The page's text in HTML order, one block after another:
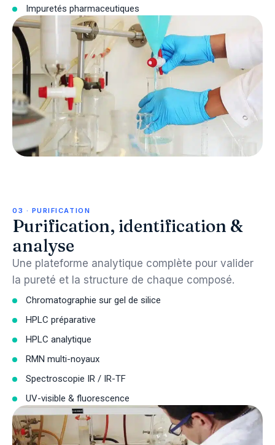
Impuretés pharmaceutiques
03 · PURIFICATION
Purification, identification &
analyse
Une plateforme analytique complète pour valider
la pureté et la structure de chaque composé.
Chromatographie sur gel de silice
HPLC préparative
HPLC analytique
RMN multi-noyaux
Spectroscopie IR / IR-TF
UV-visible & fluorescence